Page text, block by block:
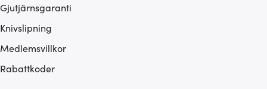
Gjutjärnsgaranti
Knivslipning
Medlemsvillkor
Rabattkoder